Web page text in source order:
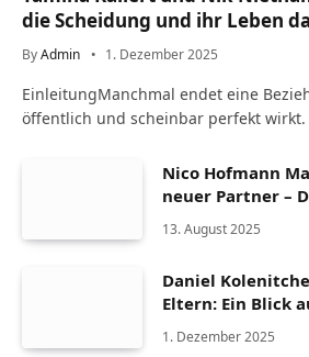
die Scheidung und ihr Leben
ByAdmin 1. Dezember 2025
EinleitungManchmal endet eine
öffentlich und scheinbar perfekt wirkt.
Nico Hofmann
neuer Partner –
13. August 2025
Daniel
Eltern: Ein Blick
Herkunft
1. Dezember 2025